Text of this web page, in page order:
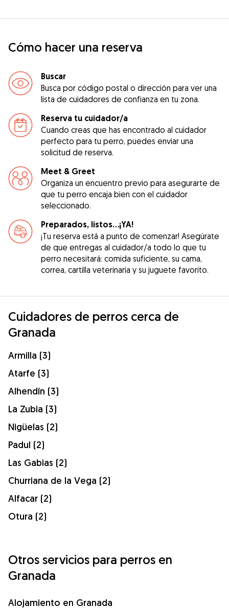
Cómo hacer una reserva
Buscar
Busca por código postal o dirección para ver una
lista de cuidadores de confianza en tu zona.
Reserva tu cuidador/a
Cuando creas que has encontrado al cuidador
perfecto para tu perro, puedes enviar una
solicitud de reserva.
Meet & Greet
Organiza un encuentro previo para asegurarte de
que tu perro encaja bien con el cuidador
seleccionado.
Preparados, listos...¡YA!
¡Tu reserva está a punto de comenzar! Asegúrate
de que entregas al cuidador/a todo lo que tu
perro necesitará: comida suficiente, su cama,
correa, cartilla veterinaria y su juguete favorito.
Cuidadores de perros cerca de
Granada
Armilla (3)
Atarfe (3)
Alhendín (3)
La Zubia (3)
Nigüelas (2)
Padul (2)
Las Gabias (2)
Churriana de la Vega (2)
Alfacar (2)
Otura (2)
Otros servicios para perros en
Granada
Alojamiento en Granada